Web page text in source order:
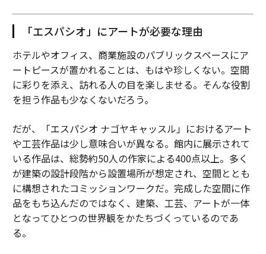
それには基礎知識、論理的な質問、そして適切な情報を
与える忍耐が必要だ。結局のところ、テクノロジーはそ
れを訓練する人々と同じくらい優れているに過ぎないの
である。
（forbes.com 原文）
2026年9月号発売中
最新号の購入はこちらから
メンバーシップに登録する
「エスパシオ」にアートが必要な理由
ホテルやオフィス、商業施設のパブリックスペースにア
ートピースが置かれることは、もはや珍しくない。空間
に彩りを添え、訪れる人の目を楽しませる。そんな役割
を担う作品も少なくないだろう。
だが、「エスパシオ ナゴヤキャッスル」におけるアート
や工芸作品は少し意味合いが異なる。館内に展示されて
いる作品は、総勢約50人の作家による400点以上。多く
が建築の設計段階から設置場所が想定され、空間ととも
に構想されたコミッションワークだ。完成した空間に作
品をもち込んだのではなく、建築、工芸、アートが一体
となってひとつの世界観をかたちづくっているのであ
る。